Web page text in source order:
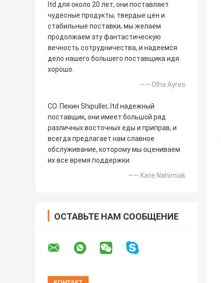
ltd для около 20 лет, они поставляет
чудесные продукты, твердые цен и
стабильные поставки, мы желаем
продолжаем эту фантастическую
вечность сотрудничества, и надеемся
дело нашего большего поставщика идя
хорошо.
—— Olha Ayres
CO. Пекин Shipuller, ltd надежный
поставщик, они имеет большой ряд
различных восточных еды и приправ, и
всегда предлагает нам славное
обслуживание, которому мы оцениваем
их все время поддержки.
—— Kate Nahirniak
ОСТАВЬТЕ НАМ СООБЩЕНИЕ